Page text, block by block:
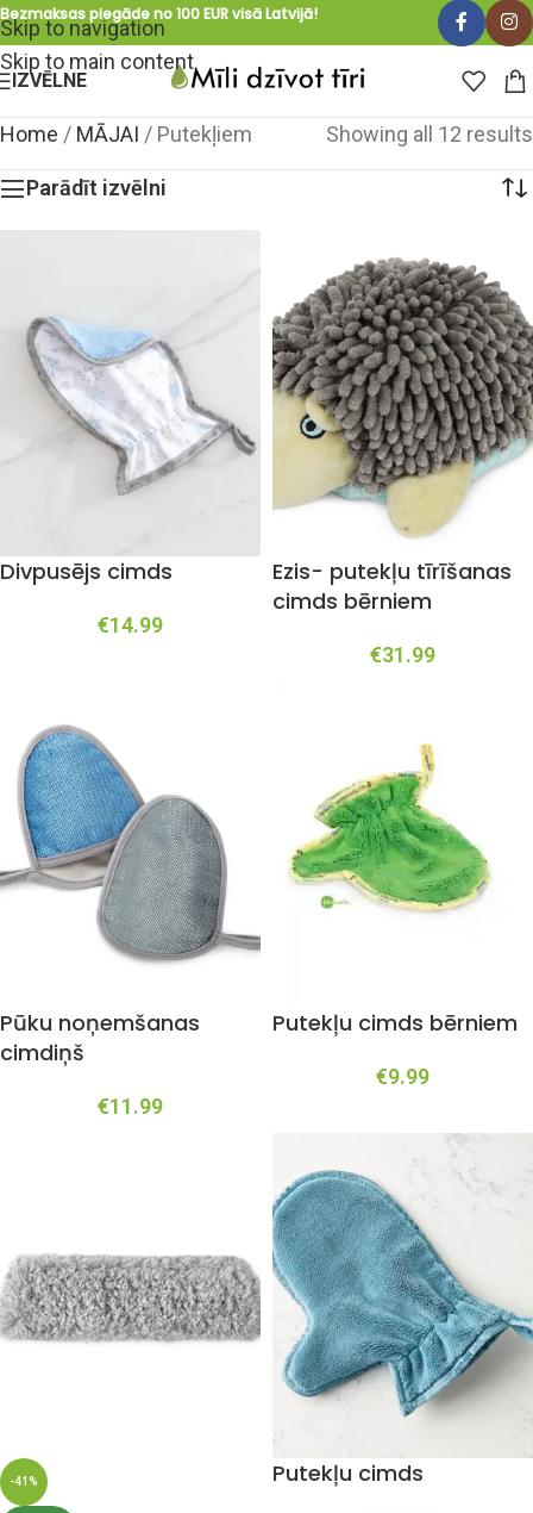
Skip to navigation
Skip to main content
Bezmaksas piegāde no 100 EUR visā Latvijā!
IZVĒLNE
Home / MĀJAI / Putekļiem Showing all 12 results
Parādīt izvēlni
Divpusējs cimds
€14.99
Ezis- putekļu tīrīšanas
cimds bērniem
€31.99
Pūku noņemšanas
cimdiņš
€11.99
Putekļu cimds bērniem
€9.99
-41% Putekļu cimds